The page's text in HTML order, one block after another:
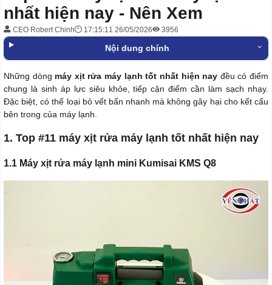
nhất hiện nay - Nên Xem
CEO Robert Chinh 17:15:11 26/05/2026 3956
Nội dung chính
Những dòng máy xịt rửa máy lạnh tốt nhất hiện nay đều có điểm
chung là sinh áp lực siêu khỏe, tiếp cận điểm cần làm sạch nhạy.
Đặc biệt, có thể loại bỏ vết bẩn nhanh mà không gây hại cho kết cấu
bên trong của máy lạnh.
1. Top #11 máy xịt rửa máy lạnh tốt nhất hiện nay
1.1 Máy xịt rửa máy lạnh mini Kumisai KMS Q8